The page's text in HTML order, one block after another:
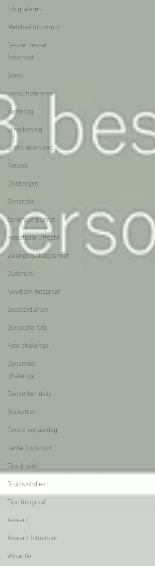
fotograferen
Melkbad fotoshoot
Gender reveal
fotoshoot
Soest
Henschotermeer
Vaderdag
Lijntekening
Gratis download
Nieuws
Driebergen
Generatie
generatie portret
Fotostudio Utrecht
Zwangerschapsshoot
Ouders.nl
Newborn fotograaf
Soesterduinen
Generatie foto
Foto challenge
December
challenge
December daily
Bucketlist
Eerste verjaardag
Lente fotoshoot
Tips bruiloft
Bruidskindjes
Tips fotograaf
Akward
Akward fotoshoot
Winactie